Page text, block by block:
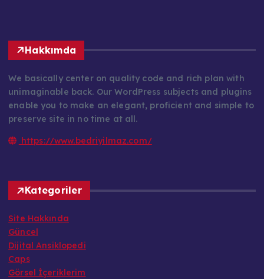
Hakkımda
We basically center on quality code and rich plan with
unimaginable back. Our WordPress subjects and plugins
enable you to make an elegant, proficient and simple to
preserve site in no time at all.
https://www.bedriyilmaz.com/
Kategoriler
Site Hakkında
Güncel
Dijital Ansiklopedi
Caps
Görsel İçeriklerim